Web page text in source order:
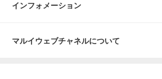
インフォメーション
マルイウェブチャネルについて